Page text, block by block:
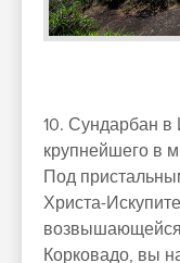
10. Сундарбан
крупнейшего в
Под
Христа-
Корковадо, вы